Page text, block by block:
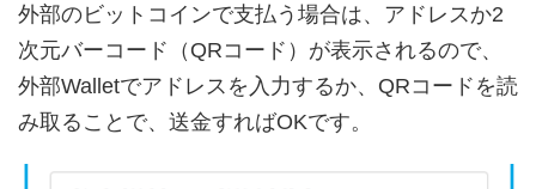
外部のビットコインで支払う場合は、アドレスか2
次元バーコード（QRコード）が表示されるので、
外部Walletでアドレスを入力するか、QRコードを読
み取ることで、送金すればOKです。